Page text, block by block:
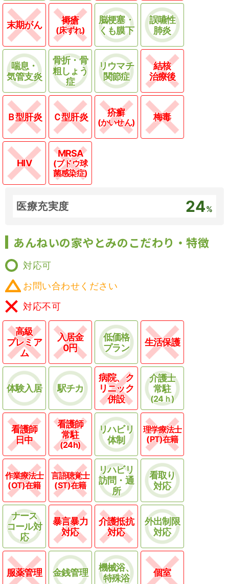
末期がん 褥瘡
(床ずれ)
脳梗塞・
くも膜下
誤嚥性
肺炎
喘息・
気管支炎
骨折・骨
粗しょう
症
リウマチ
関節症
結核
治療後
Ｂ型肝炎 Ｃ型肝炎 疥癬
(かいせん) 梅毒
HIV
MRSA
(ブドウ球
菌感染症)
医療充実度 24%
あんねいの家やとみのこだわり・特徴
対応可
お問い合わせください
対応不可
高級
プレミア
ム
入居金
0円
低価格
プラン
生活保護
体験入居 駅チカ
病院、ク
リニック
併設
介護士
常駐
(24ｈ)
看護師
日中
看護師
常駐
(24h)
リハビリ
体制
理学療法士
(PT)在籍
作業療法士
(OT)在籍
言語聴覚士
(ST)在籍
リハビリ
訪問・通
所
看取り
対応
ナース
コール対
応
暴言暴力
対応
介護抵抗
対応
外出制限
対応
服薬管理 金銭管理
機械浴、
特殊浴
個室